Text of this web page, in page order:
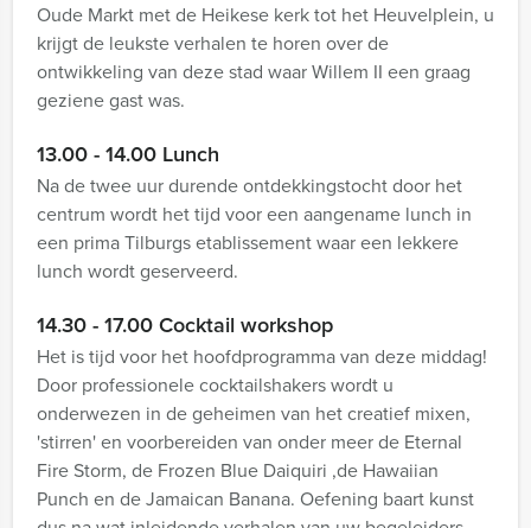
Oude Markt met de Heikese kerk tot het Heuvelplein, u
krijgt de leukste verhalen te horen over de
ontwikkeling van deze stad waar Willem II een graag
geziene gast was.
13.00 - 14.00 Lunch
Na de twee uur durende ontdekkingstocht door het
centrum wordt het tijd voor een aangename lunch in
een prima Tilburgs etablissement waar een lekkere
lunch wordt geserveerd.
14.30 - 17.00 Cocktail workshop
Het is tijd voor het hoofdprogramma van deze middag!
Door professionele cocktailshakers wordt u
onderwezen in de geheimen van het creatief mixen,
'stirren' en voorbereiden van onder meer de Eternal
Fire Storm, de Frozen Blue Daiquiri ,de Hawaiian
Punch en de Jamaican Banana. Oefening baart kunst